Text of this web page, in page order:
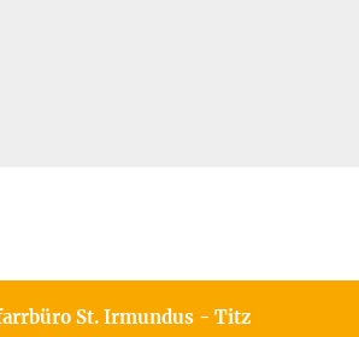
St. Irmundus - Titz